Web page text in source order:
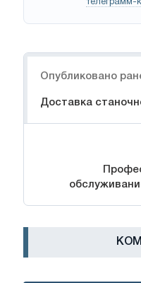
телеграмм-
Опубликовано
Доставка